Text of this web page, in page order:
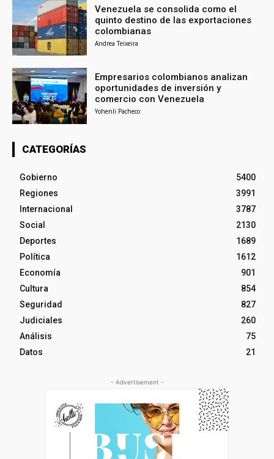
Venezuela se consolida como el
quinto destino de las exportaciones
colombianas
Andrea Teixeira
Empresarios colombianos analizan
oportunidades de inversión y
comercio con Venezuela
Yohenli Pacheco
CATEGORÍAS
Gobierno
5400
Regiones
3991
Internacional
3787
Social
2130
Deportes
1689
Política
1612
Economía
901
Cultura
854
Seguridad
827
Judiciales
260
Análisis
75
Datos
21
- Advertisement -